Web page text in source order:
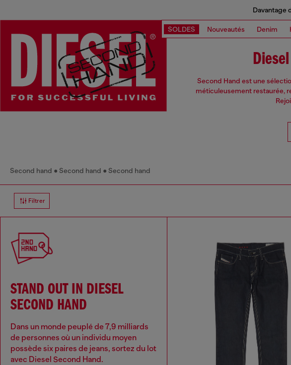
Davantage
SOLDES Nouveautés Denim
Second Hand est une
méticuleusement restaurée,
Second hand Second hand Second hand
Filtrer
STAND OUT IN DIESEL
SECOND HAND
Dans un monde peuplé de 7,9 milliards
de personnes où un individu moyen
possède six paires de jeans, sortez du lot
avec Diesel Second Hand.